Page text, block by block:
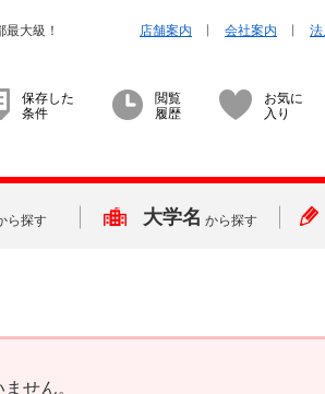
大級！ 店舗案内 会社案内
保存した
条件
閲覧
履歴
お気に
入り
ら探す 大学名 から探す
せん。